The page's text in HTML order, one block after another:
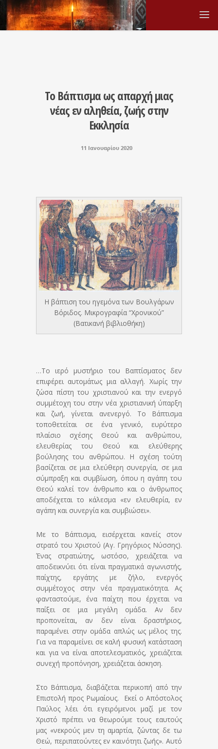
Το Βάπτισμα ως απαρχή μιας
νέας εν αληθεία, ζωής στην
Εκκλησία
11 Ιανουαρίου 2020
Η βάπτιση του ηγεμόνα των Βουλγάρων
Βόριδος. Μικρογραφία “Χρονικού”
(Βατικανή βιβλιοθήκη)
…Το ιερό μυστήριο του Βαπτίσματος δεν
επιφέρει αυτομάτως μια αλλαγή. Χωρίς την
ζώσα πίστη του χριστιανού και την ενεργό
συμμέτοχη του στην νέα χριστιανική ύπαρξη
και ζωή, γίνεται ανενεργό. Το Βάπτισμα
τοποθετείται σε ένα γενικό, ευρύτερο
πλαίσιο σχέσης Θεού και ανθρώπου,
ελευθερίας του Θεού και ελεύθερης
βούλησης του ανθρώπου. Η σχέση τούτη
βασίζεται σε μια ελεύθερη συνεργία, σε μια
σύμπραξη και συμβίωση, όπου η αγάπη του
Θεού καλεί τον άνθρωπο και ο άνθρωπος
αποδέχεται το κάλεσμα «εν ελευθερία, εν
αγάπη και συνεργία και συμβιώσει».
Με το Βάπτισμα, εισέρχεται κανείς στον
στρατό του Χριστού (Αγ. Γρηγόριος Νύσσης).
Ένας στρατιώτης, ωστόσο, χρειάζεται να
αποδεικνύει ότι είναι πραγματικά αγωνιστής,
παίχτης, εργάτης με ζήλο, ενεργός
συμμέτοχος στην νέα πραγματικότητα. Ας
φανταστούμε, ένα παίχτη που έρχεται να
παίξει σε μια μεγάλη ομάδα. Αν δεν
προπονείται, αν δεν είναι δραστήριος,
παραμένει στην ομάδα απλώς ως μέλος της.
Για να παραμείνει σε καλή φυσική κατάσταση
και για να είναι αποτελεσματικός, χρειάζεται
συνεχή προπόνηση, χρειάζεται άσκηση.
Στο Βάπτισμα, διαβάζεται περικοπή από την
Επιστολή προς Ρωμαίους. Εκεί ο Απόστολος
Παύλος λέει ότι εγειρόμενοι μαζί με τον
Χριστό πρέπει να θεωρούμε τους εαυτούς
μας «νεκρούς μεν τη αμαρτία, ζώντας δε τω
Θεώ, περιπατούντες εv καινότητι ζωής». Αυτό